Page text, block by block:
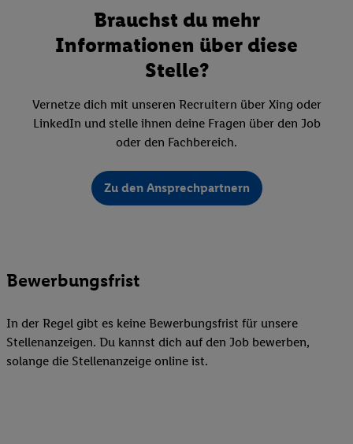
Brauchst du mehr
Informationen über diese
Stelle?
Vernetze dich mit unseren Recruitern über Xing oder
LinkedIn und stelle ihnen deine Fragen über den Job
oder den Fachbereich.
Zu den Ansprechpartnern
Bewerbungsfrist
In der Regel gibt es keine Bewerbungsfrist für unsere
Stellenanzeigen. Du kannst dich auf den Job bewerben,
solange die Stellenanzeige online ist.